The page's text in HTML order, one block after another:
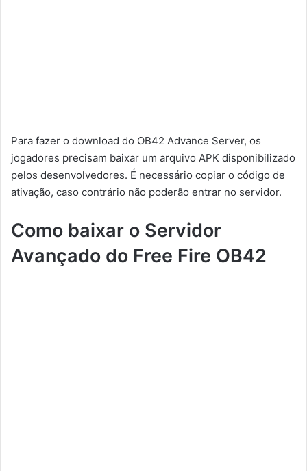
Para fazer o download do OB42 Advance Server, os
jogadores precisam baixar um arquivo APK disponibilizado
pelos desenvolvedores. É necessário copiar o código de
ativação, caso contrário não poderão entrar no servidor.
Como baixar o Servidor
Avançado do Free Fire OB42